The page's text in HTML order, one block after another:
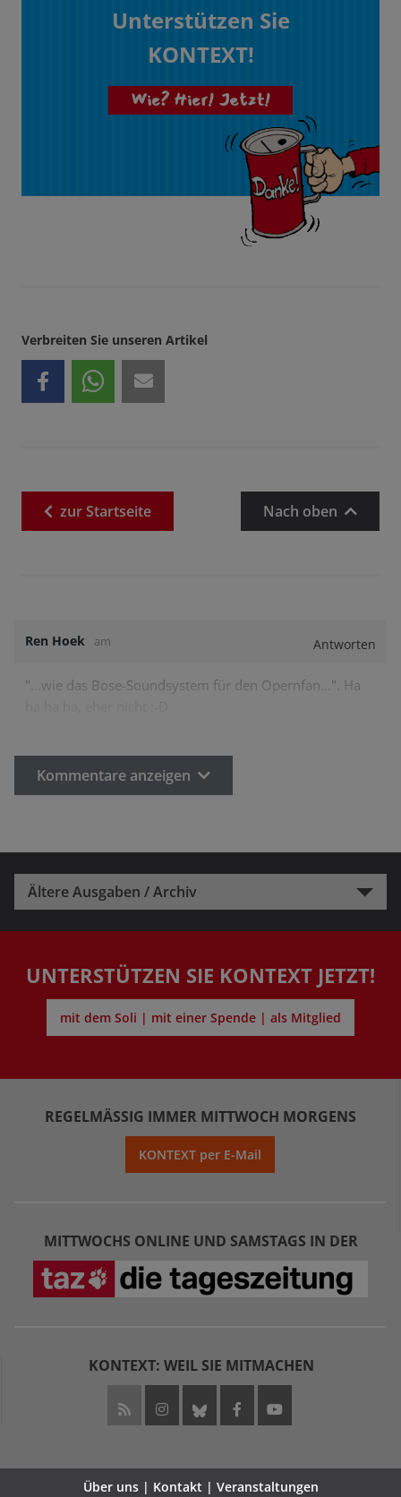
Unterstützen Sie
KONTEXT!
Wie? Hier! Jetzt!
Verbreiten Sie unseren Artikel
zurStartseite Nach oben
Ren Hoek am Antworten
"...wie das Bose-Soundsystem für den Opernfan...". Ha
Kommentare anzeigen
Ältere Ausgaben / Archiv
UNTERSTÜTZEN SIE KONTEXT JETZT!
mit dem Soli | mit einer Spende | als Mitglied
REGELMÄSSIG IMMER MITTWOCH MORGENS
KONTEXT per E-Mail
MITTWOCHS ONLINE UND SAMSTAGS IN DER
KONTEXT: WEIL SIE MITMACHEN
Über uns | Kontakt | Veranstaltungen